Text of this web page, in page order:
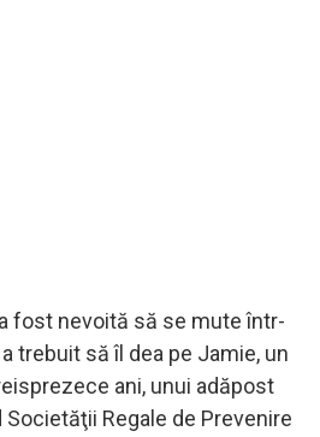
fost nevoită să se mute într-
trebuit să îl dea pe Jamie, un
ani, unui adăpost
Regale de Prevenire